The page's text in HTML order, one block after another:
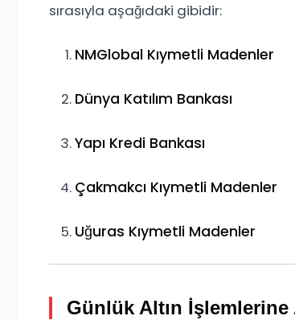
sırasıyla aşağıdaki gibidir:
NMGlobal Kıymetli Madenler
Dünya Katılım Bankası
Yapı Kredi Bankası
Çakmakcı Kıymetli Madenler
Uğuras Kıymetli Madenler
Günlük Altın İşlemlerine